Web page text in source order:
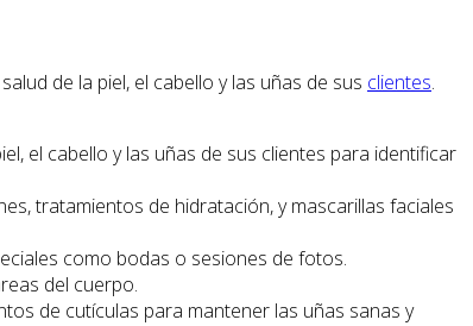
de la piel, el cabello y las uñas de sus clientes.
el cabello y las uñas de sus clientes para identificar
tratamientos de hidratación, y mascarillas faciales
como bodas o sesiones de fotos.
del cuerpo.
de cutículas para mantener las uñas sanas y